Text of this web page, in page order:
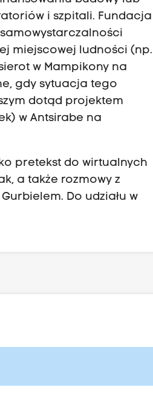
i szpitali. Fundacja
miejscowej ludności (np.
w Mampikony na
gdy sytuacja tego
dotąd projektem
w Antsirabe na
pretekst do wirtualnych
a także rozmowy z
Do udziału w